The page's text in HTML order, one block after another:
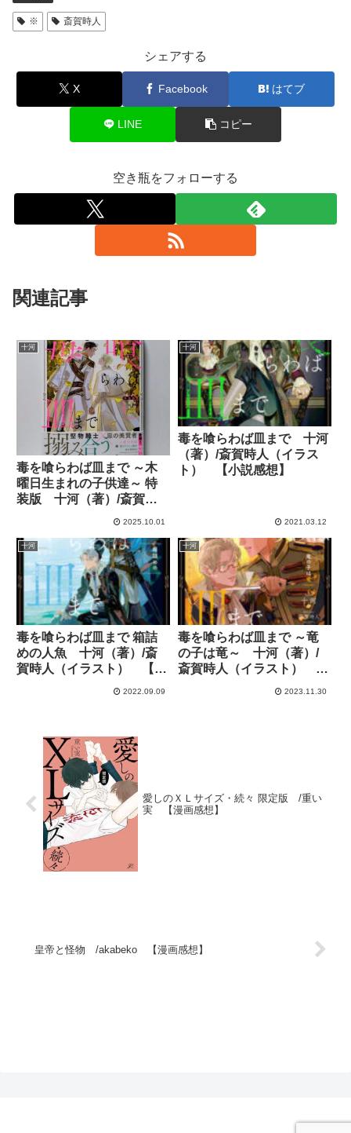
※ 斎賀時人
シェアする
X Facebook はてブ
LINE コピー
空き瓶をフォローする
関連記事
十河
毒を喰らわば皿まで ～木
曜日生まれの子供達～ 特
装版 十河（著）/斎賀時
2025.10.01
十河
毒を喰らわば皿まで 十河
（著）/斎賀時人（イラス
ト） 【小説感想】
2021.03.12
十河
毒を喰らわば皿まで 箱詰
めの人魚 十河（著）/斎
賀時人（イラスト） 【小
2022.09.09
十河
毒を喰らわば皿まで ～竜
の子は竜～ 十河（著）/
斎賀時人（イラスト）
2023.11.30
愛しのＸＬサイズ・続々 限定版 /重い
実 【漫画感想】
皇帝と怪物 /akabeko 【漫画感想】